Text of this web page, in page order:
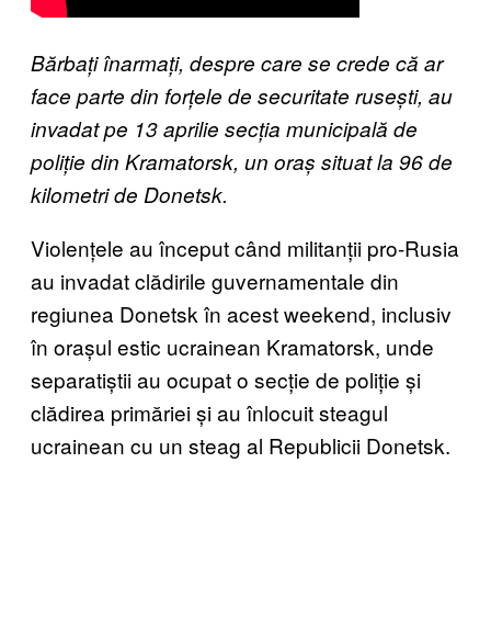
Bărbați înarmați, despre care se crede că ar
face parte din forțele de securitate rusești, au
invadat pe 13 aprilie secția municipală de
poliție din Kramatorsk, un oraș situat la 96 de
kilometri de Donetsk.
Violențele au început când militanții pro-Rusia
au invadat clădirile guvernamentale din
regiunea Donetsk în acest weekend, inclusiv
în orașul estic ucrainean Kramatorsk, unde
separatiștii au ocupat o secție de poliție și
clădirea primăriei și au înlocuit steagul
ucrainean cu un steag al Republicii Donetsk.